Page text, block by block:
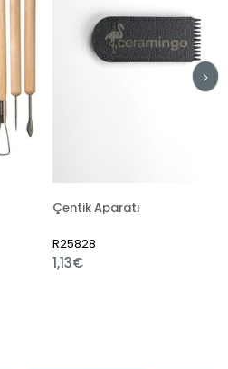
Çentik Aparatı
R25828
1,13€